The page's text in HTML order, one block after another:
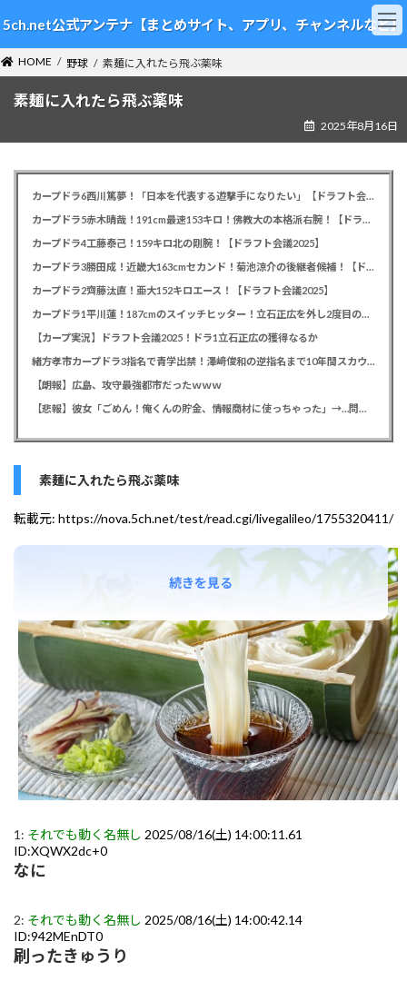
ン
テ
ン
ツ
ビ
ゲ
ー
シ
5ch.net公式アンテナ【まとめサイト、アプリ、チャンネルなど】
HOME 野球 素麺に入れたら飛ぶ薬味
素麺に入れたら飛ぶ薬味
2025年8月16日
カープドラ6西川篤夢！「日本を代表する遊撃手になりたい」【ドラフト会議2025】
カープドラ5赤木晴哉！191cm最速153キロ！佛教大の本格派右腕！【ドラフト会議2025】
カープドラ4工藤泰己！159キロ北の剛腕！【ドラフト会議2025】
カープドラ3勝田成！近畿大163cmセカンド！菊池涼介の後継者候補！【ドラフト会議2025】
カープドラ2齊藤汰直！亜大152キロエース！【ドラフト会議2025】
カープドラ1平川蓮！187cmのスイッチヒッター！立石正広を外し2度目の重複も新井監督がクジを引き当てる！【ドラフト会議2025】
【カープ実況】ドラフト会議2025！ドラ1立石正広の獲得なるか
緒方孝市カープドラ3指名で青学出禁！澤﨑俊和の逆指名まで10年間スカウト出禁
【朗報】広島、攻守最強都市だったｗｗｗ
【悲報】彼女「ごめん！俺くんの貯金、情報商材に使っちゃった」→…問い詰めたらギャン泣きされたんだが俺が悪いのか？
素麺に入れたら飛ぶ薬味
転載元: https://nova.5ch.net/test/read.cgi/livegalileo/1755320411/
1: それでも動く名無し 2025/08/16(土) 14:00:11.61
ID:XQWX2dc+0
なに
2: それでも動く名無し 2025/08/16(土) 14:00:42.14
ID:942MEnDT0
刷ったきゅうり
続きを見る